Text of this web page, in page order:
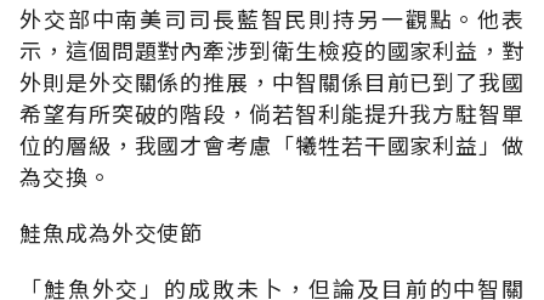
外交部中南美司司長藍智民則持另一觀點。他表
示，這個問題對內牽涉到衛生檢疫的國家利益，對
外則是外交關係的推展，中智關係目前已到了我國
希望有所突破的階段，倘若智利能提升我方駐智單
位的層級，我國才會考慮「犧牲若干國家利益」做
為交換。
鮭魚成為外交使節
「鮭魚外交」的成敗未卜，但論及目前的中智關